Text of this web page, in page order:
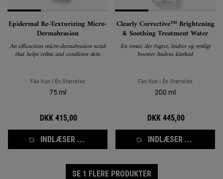
Epidermal Re-Texturizing Micro-
Dermabrasion
An efficacious micro-dermabrasion scrub
that helps refine and condition skin.
Fås Kun I Én Størrelse
75 ml
DKK 415,00
INDLÆSER ...
Clearly Corrective™ Brightening
& Soothing Treatment Water
En toner, der fugter, lindrer og synligt
booster hudens klarhed.
Fås Kun I Én Størrelse
200 ml
DKK 445,00
INDLÆSER ...
SE 1 FLERE PRODUKTER